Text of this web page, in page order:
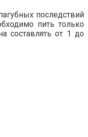
последствий
пить только
составлять от 1 до